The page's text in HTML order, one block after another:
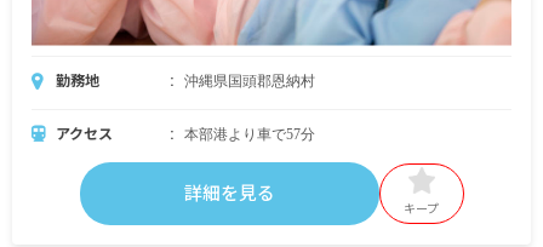
勤務地 沖縄県国頭郡恩納村
アクセス 本部港より車で57分
詳細を見る
キープ